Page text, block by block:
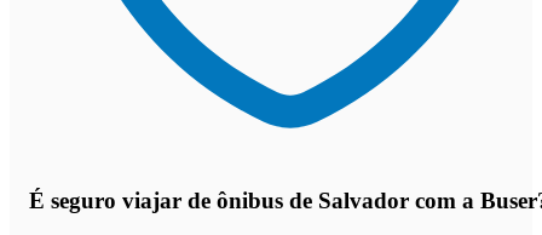
É seguro viajar de ônibus de Salvador com a